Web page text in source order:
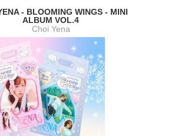
- BLOOMING WINGS - MINI
ALBUM VOL.4
Choi Yena